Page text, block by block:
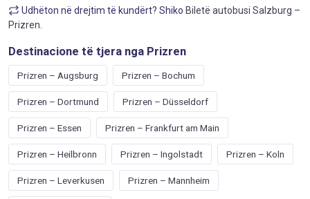
Udhëton në drejtim të kundërt? Shiko Biletë autobusi Salzburg –
Prizren
Destinacione të tjera nga Prizren
Prizren – Augsburg Prizren – Bochum
Prizren – Dortmund Prizren – Düsseldorf
Prizren – Essen Prizren – Frankfurt am Main
Prizren – Heilbronn Prizren – Ingolstadt Prizren – Koln
Prizren – Leverkusen Prizren – Mannheim